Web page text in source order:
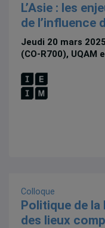
L’Asie : les
de l’influence
Jeudi 20 mars
(CO-R700), UQAM
Colloque
Politique de la
des lieux